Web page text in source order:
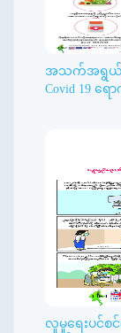
အသက်အရွယ်က
Covid 19 ရေ
လူမှုရေးပင်စ